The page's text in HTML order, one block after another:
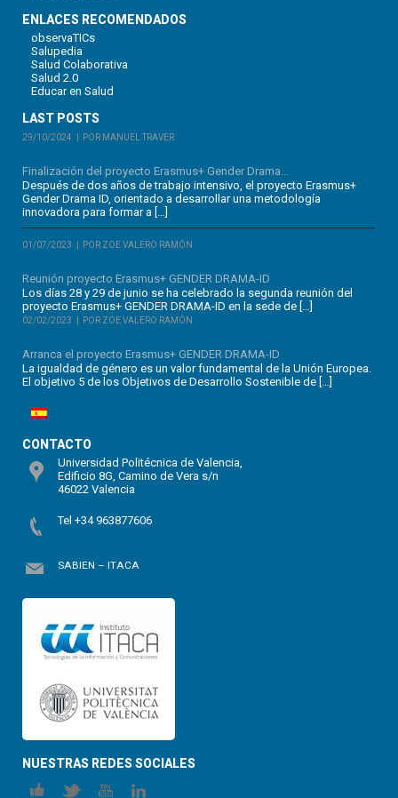
ENLACES RECOMENDADOS
observaTICs
Salupedia
Salud Colaborativa
Salud 2.0
Educar en Salud
LAST POSTS
29/10/2024 POR MANUEL TRAVER
Finalización del proyecto Erasmus+ Gender Drama...
Después de dos años de trabajo intensivo, el proyecto Erasmus+
Gender Drama ID, orientado a desarrollar una metodología
innovadora para formar a […]
01/07/2023 POR ZOE VALERO RAMÓN
Reunión proyecto Erasmus+ GENDER DRAMA-ID
Los días 28 y 29 de junio se ha celebrado la segunda reunión del
proyecto Erasmus+ GENDER DRAMA-ID en la sede de […]
02/02/2023 POR ZOE VALERO RAMÓN
Arranca el proyecto Erasmus+ GENDER DRAMA-ID
La igualdad de género es un valor fundamental de la Unión Europea.
El objetivo 5 de los Objetivos de Desarrollo Sostenible de […]
CONTACTO
Universidad Politécnica de Valencia,
Edificio 8G, Camino de Vera s/n
46022 Valencia
Tel +34 963877606
SABIEN – ITACA
NUESTRAS REDES SOCIALES